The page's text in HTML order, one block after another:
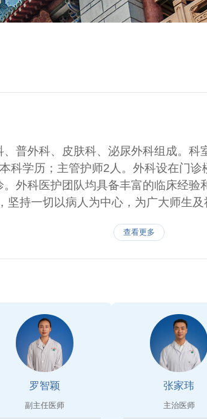
普外科、皮肤科、泌尿外科组成。
科学历；主管护师2人。外科设在门
外科医护团队均具备丰富的临床经
坚持一切以病人为中心，为广大师生
查看更多
罗智颖
副主任医师
张家玮
主治医师